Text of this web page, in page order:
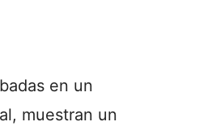
en un
muestran un